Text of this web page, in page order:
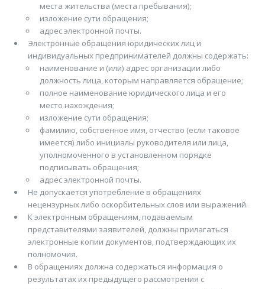
места жительства (места пребывания);
изложение сути обращения;
адрес электронной почты.
Электронные обращения юридических лиц и
индивидуальных предпринимателей должны содержать:
наименование и (или) адрес организации либо
должность лица, которым направляется обращение;
полное наименование юридического лица и его
место нахождения;
изложение сути обращения;
фамилию, собственное имя, отчество (если таковое
имеется) либо инициалы руководителя или лица,
уполномоченного в установленном порядке
подписывать обращения;
адрес электронной почты.
Не допускается употребление в обращениях
нецензурных либо оскорбительных слов или выражений.
К электронным обращениям, подаваемым
представителями заявителей, должны прилагаться
электронные копии документов, подтверждающих их
полномочия.
В обращениях должна содержаться информация о
результатах их предыдущего рассмотрения с